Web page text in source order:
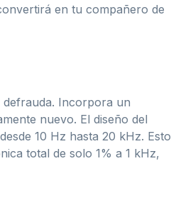
en tu compañero de
defrauda. Incorpora un
nuevo. El diseño del
10 Hz hasta 20 kHz. Esto
total de solo 1% a 1 kHz,